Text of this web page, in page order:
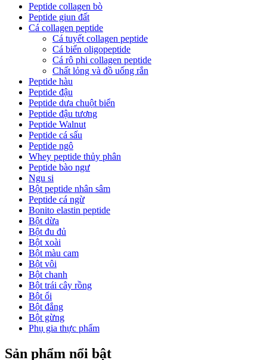
Peptide collagen bò
Peptide giun đất
Cá collagen peptide
Cá tuyết collagen peptide
Cá biển oligopeptide
Cá rô phi collagen peptide
Chất lỏng và đồ uống rắn
Peptide hàu
Peptide đậu
Peptide dưa chuột biển
Peptide đậu tương
Peptide Walnut
Peptide cá sấu
Peptide ngô
Whey peptide thủy phân
Peptide bào ngư
Ngu si
Bột peptide nhân sâm
Peptide cá ngừ
Bonito elastin peptide
Bột dừa
Bột đu đủ
Bột xoài
Bột màu cam
Bột vôi
Bột chanh
Bột trái cây rồng
Bột ổi
Bột đắng
Bột gừng
Phụ gia thực phẩm
Sản phẩm nổi bật